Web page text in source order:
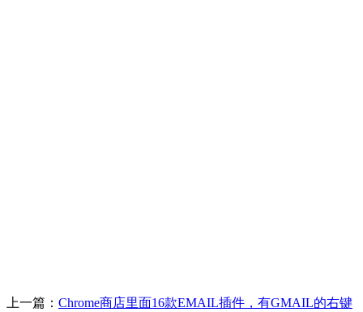
上一篇： Chrome商店里面16款EMAIL插件，有GMAIL的右键